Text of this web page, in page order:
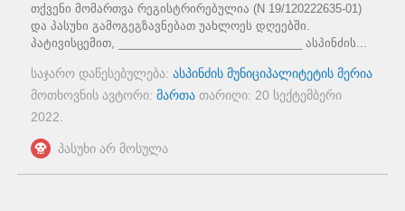
თქვენი მომართვა რეგისტრირებულია (N 19/120222635-01)
და პასუხი გამოგეგზავნებათ უახლოეს დღეებში.
პატივისცემით, _____________________________ ასპინძის...
საჯარო დაწესებულება: ასპინძის მუნიციპალიტეტის მერია
მოთხოვნის ავტორი: მართა თარიღი: 20 სექტემბერი
2022
პასუხი არ მოსულა